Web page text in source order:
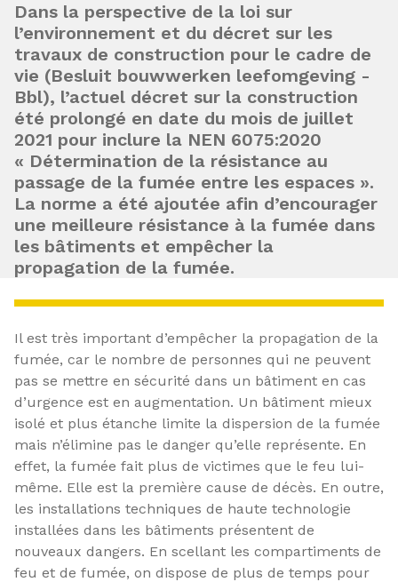
Dans la perspective de la loi sur
l’environnement et du décret sur les
travaux de construction pour le cadre de
vie (Besluit bouwwerken leefomgeving -
Bbl), l’actuel décret sur la construction
été prolongé en date du mois de juillet
2021 pour inclure la NEN 6075:2020
« Détermination de la résistance au
passage de la fumée entre les espaces ».
La norme a été ajoutée afin d’encourager
une meilleure résistance à la fumée dans
les bâtiments et empêcher la
propagation de la fumée.
Il est très important d’empêcher la propagation de la
fumée, car le nombre de personnes qui ne peuvent
pas se mettre en sécurité dans un bâtiment en cas
d’urgence est en augmentation. Un bâtiment mieux
isolé et plus étanche limite la dispersion de la fumée
mais n’élimine pas le danger qu’elle représente. En
effet, la fumée fait plus de victimes que le feu lui-
même. Elle est la première cause de décès. En outre,
les installations techniques de haute technologie
installées dans les bâtiments présentent de
nouveaux dangers. En scellant les compartiments de
feu et de fumée, on dispose de plus de temps pour